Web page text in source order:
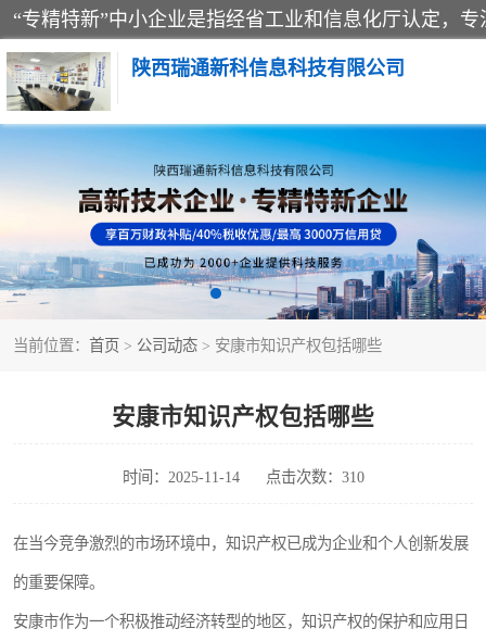
陕西瑞通新科信息科技有限公司
当前位置： 首页 > 公司动态 > 安康市知识产权包括哪些
安康市知识产权包括哪些
时间：2025-11-14 点击次数：310
在当今竞争激烈的市场环境中，知识产权已成为企业和个人创新发展
的重要保障。
安康市作为一个积极推动经济转型的地区，知识产权的保护和应用日